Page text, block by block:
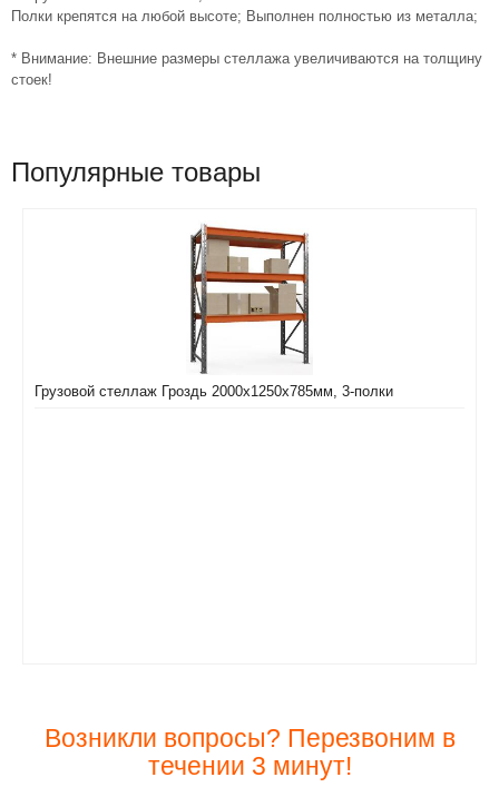
Полки крепятся на любой высоте; Выполнен полностью из металла;
* Внимание: Внешние размеры стеллажа увеличиваются на толщину
стоек!
Популярные товары
Грузовой стеллаж Гроздь 2000х1250х785мм, 3-полки
Возникли вопросы? Перезвоним в
течении 3 минут!